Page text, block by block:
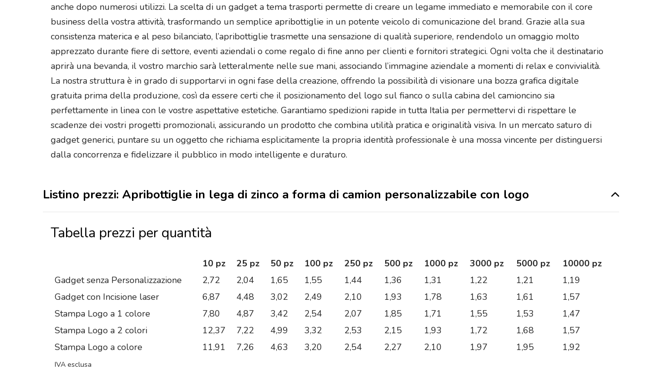
anche dopo numerosi utilizzi. La scelta di un gadget a tema trasporti permette di creare un legame immediato e memorabile con il core
business della vostra attività, trasformando un semplice apribottiglie in un potente veicolo di comunicazione del brand. Grazie alla sua
consistenza materica e al peso bilanciato, l’apribottiglie trasmette una sensazione di qualità superiore, rendendolo un omaggio molto
apprezzato durante fiere di settore, eventi aziendali o come regalo di fine anno per clienti e fornitori strategici. Ogni volta che il destinatario
aprirà una bevanda, il vostro marchio sarà letteralmente nelle sue mani, associando l’immagine aziendale a momenti di relax e convivialità.
La nostra struttura è in grado di supportarvi in ogni fase della creazione, offrendo la possibilità di visionare una bozza grafica digitale
gratuita prima della produzione, così da essere certi che il posizionamento del logo sul fianco o sulla cabina del camioncino sia
perfettamente in linea con le vostre aspettative estetiche. Garantiamo spedizioni rapide in tutta Italia per permettervi di rispettare le
scadenze dei vostri progetti promozionali, assicurando un prodotto che combina utilità pratica e originalità visiva. In un mercato saturo di
gadget generici, puntare su un oggetto che richiama esplicitamente la propria identità professionale è una mossa vincente per distinguersi
dalla concorrenza e fidelizzare il pubblico in modo intelligente e duraturo.
Listino prezzi: Apribottiglie in lega di zinco a forma di camion personalizzabile con logo
Tabella prezzi per quantità
10 pz 25 pz 50 pz 100 pz 250 pz 500 pz 1000 pz 3000 pz 5000 pz
10000 pz
Gadget senza Personalizzazione
2,72 2,04 1,65 1,55 1,44 1,36 1,31 1,22 1,21
1,19
Gadget con Incisione laser
6,87 4,48 3,02 2,49 2,10 1,93 1,78 1,63 1,61
1,57
Stampa Logo a 1 colore
7,80 4,87 3,42 2,54 2,07 1,85 1,71 1,55 1,53
1,47
Stampa Logo a 2 colori
12,37 7,22 4,99 3,32 2,53 2,15 1,93 1,72 1,68
1,57
Stampa Logo a colore
11,91 7,26 4,63 3,20 2,54 2,27 2,10 1,97 1,95 1,92
IVA esclusa